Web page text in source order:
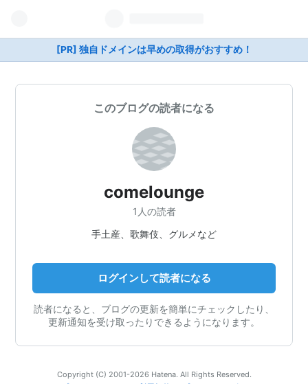
[PR] 独自ドメインは早めの取得がおすすめ！
このブログの読者になる
comelounge
1人の読者
手土産、歌舞伎、グルメなど
ログインして読者になる
読者になると、ブログの更新を簡単にチェックしたり、
更新通知を受け取ったりできるようになります。
Copyright (C) 2001-2026 Hatena. All Rights Reserved.